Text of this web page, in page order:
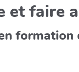
et faire
formation